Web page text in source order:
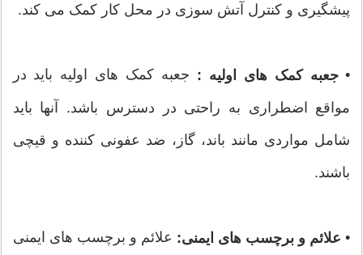
پیشگیری و کنترل آتش سوزی در محل کار کمک می کند.
•جعبه کمک های اولیه : جعبه کمک های اولیه باید در
مواقع اضطراری به راحتی در دسترس باشد. آنها باید
شامل مواردی مانند باند، گاز، ضد عفونی کننده و قیچی
باشند.
•علائم و برچسب های ایمنی: علائم و برچسب های ایمنی